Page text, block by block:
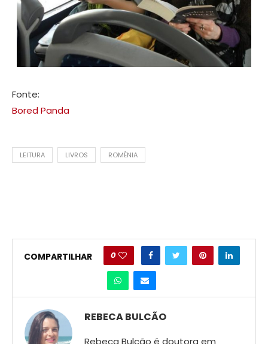
Fonte:
Bored Panda
LEITURA LIVROS ROMÊNIA
COMPARTILHAR 0
REBECA BULCÃO
Rebeca Bulcão é doutora em